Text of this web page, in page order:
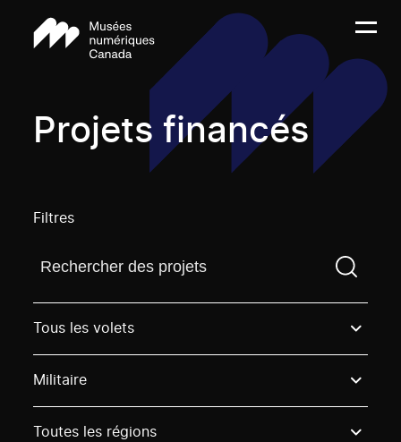
Projets financés
Filtres
Trouvez un projetVous devez saisir un terme de
Tous les volets
Militaire
Toutes les régions